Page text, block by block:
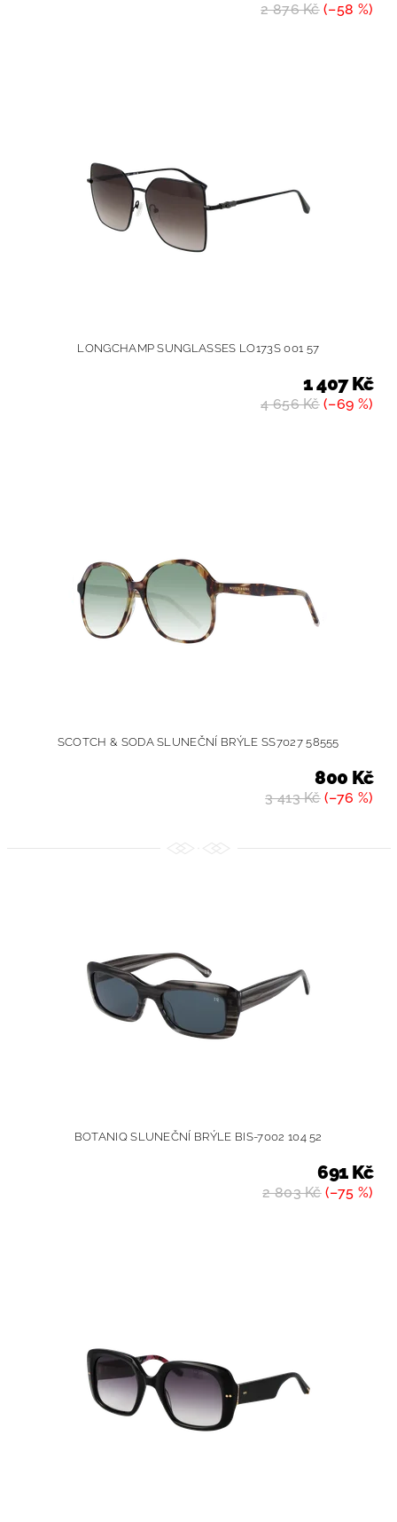
2 876 Kč(–58 %)
LONGCHAMP SUNGLASSES LO173S 001 57
4 656 Kč(–69 %)
1 407 Kč
SCOTCH & SODA SLUNEČNÍ BRÝLE SS7027 58555
3 413 Kč(–76 %)
800 Kč
BOTANIQ SLUNEČNÍ BRÝLE BIS-7002 104 52
2 803 Kč(–75 %)
691 Kč